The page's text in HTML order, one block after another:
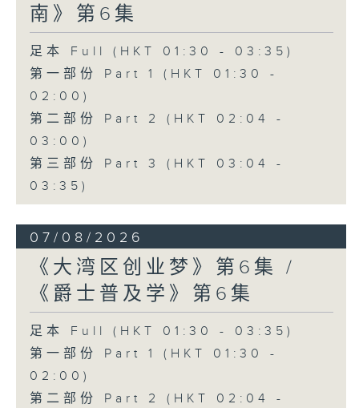
南》第6集
足本 Full (HKT 01:30 - 03:35)
第一部份 Part 1 (HKT 01:30 -
02:00)
第二部份 Part 2 (HKT 02:04 -
03:00)
第三部份 Part 3 (HKT 03:04 -
03:35)
07/08/2026
《大湾区创业梦》第6集 /
《爵士普及学》第6集
足本 Full (HKT 01:30 - 03:35)
第一部份 Part 1 (HKT 01:30 -
02:00)
第二部份 Part 2 (HKT 02:04 -